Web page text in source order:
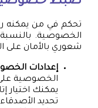
تحكم في من يمكنه
الخصوصية. بالنسبة
شعوري بالأمان على
إعدادات
الخصوصية
يمكنك اختيار
تحديد